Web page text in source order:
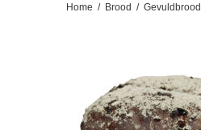
Home / Brood / Gevuldbrood